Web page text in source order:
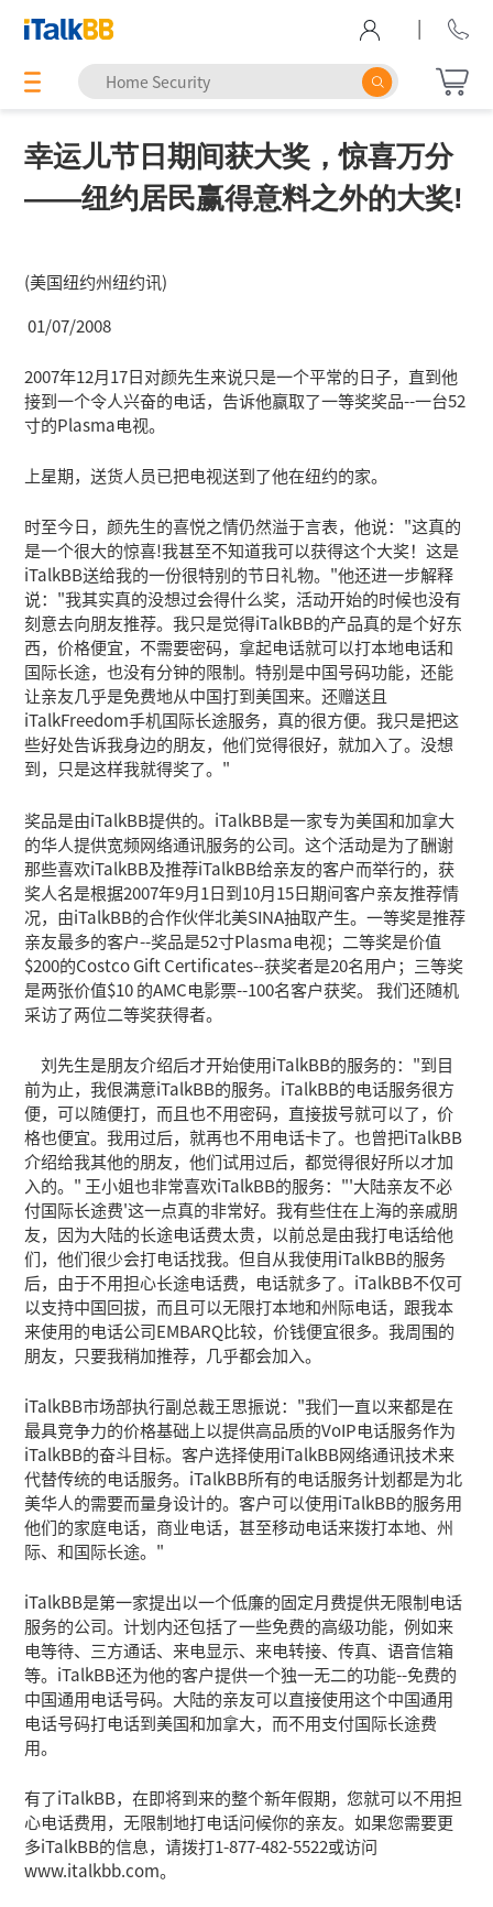
|
幸运儿节日期间获大奖，惊喜万分
——纽约居民赢得意料之外的大奖!
(美国纽约州纽约讯)
01/07/2008
2007年12月17日对颜先生来说只是一个平常的日子，直到他
接到一个令人兴奋的电话，告诉他赢取了一等奖奖品--一台52
寸的Plasma电视。
上星期，送货人员已把电视送到了他在纽约的家。
时至今日，颜先生的喜悦之情仍然溢于言表，他说："这真的
是一个很大的惊喜!我甚至不知道我可以获得这个大奖！这是
iTalkBB送给我的一份很特别的节日礼物。"他还进一步解释
说："我其实真的没想过会得什么奖，活动开始的时候也没有
刻意去向朋友推荐。我只是觉得iTalkBB的产品真的是个好东
西，价格便宜，不需要密码，拿起电话就可以打本地电话和
国际长途，也没有分钟的限制。特别是中国号码功能，还能
让亲友几乎是免费地从中国打到美国来。还赠送且
iTalkFreedom手机国际长途服务，真的很方便。我只是把这
些好处告诉我身边的朋友，他们觉得很好，就加入了。没想
到，只是这样我就得奖了。"
奖品是由iTalkBB提供的。iTalkBB是一家专为美国和加拿大
的华人提供宽频网络通讯服务的公司。这个活动是为了酬谢
那些喜欢iTalkBB及推荐iTalkBB给亲友的客户而举行的，获
奖人名是根据2007年9月1日到10月15日期间客户亲友推荐情
况，由iTalkBB的合作伙伴北美SINA抽取产生。一等奖是推荐
亲友最多的客户--奖品是52寸Plasma电视；二等奖是价值
$200的Costco Gift Certificates--获奖者是20名用户；三等奖
是两张价值$10 的AMC电影票--100名客户获奖。 我们还随机
采访了两位二等奖获得者。
刘先生是朋友介绍后才开始使用iTalkBB的服务的："到目
前为止，我佷满意iTalkBB的服务。iTalkBB的电话服务很方
便，可以随便打，而且也不用密码，直接拔号就可以了，价
格也便宜。我用过后，就再也不用电话卡了。也曾把iTalkBB
介绍给我其他的朋友，他们试用过后，都觉得很好所以才加
入的。" 王小姐也非常喜欢iTalkBB的服务："'大陆亲友不必
付国际长途费'这一点真的非常好。我有些住在上海的亲戚朋
友，因为大陆的长途电话费太贵，以前总是由我打电话给他
们，他们很少会打电话找我。但自从我使用iTalkBB的服务
后，由于不用担心长途电话费，电话就多了。iTalkBB不仅可
以支持中国回拔，而且可以无限打本地和州际电话，跟我本
来使用的电话公司EMBARQ比较，价钱便宜很多。我周围的
朋友，只要我稍加推荐，几乎都会加入。
iTalkBB市场部执行副总裁王思振说："我们一直以来都是在
最具竞争力的价格基础上以提供高品质的VoIP电话服务作为
iTalkBB的奋斗目标。客户选择使用iTalkBB网络通讯技术来
代替传统的电话服务。iTalkBB所有的电话服务计划都是为北
美华人的需要而量身设计的。客户可以使用iTalkBB的服务用
他们的家庭电话，商业电话，甚至移动电话来拨打本地、州
际、和国际长途。"
iTalkBB是第一家提出以一个低廉的固定月费提供无限制电话
服务的公司。计划内还包括了一些免费的高级功能，例如来
电等待、三方通话、来电显示、来电转接、传真、语音信箱
等。iTalkBB还为他的客户提供一个独一无二的功能--免费的
中国通用电话号码。大陆的亲友可以直接使用这个中国通用
电话号码打电话到美国和加拿大，而不用支付国际长途费
用。
有了iTalkBB，在即将到来的整个新年假期，您就可以不用担
心电话费用，无限制地打电话问候你的亲友。如果您需要更
多iTalkBB的信息，请拨打1-877-482-5522或访问
www.italkbb.com。